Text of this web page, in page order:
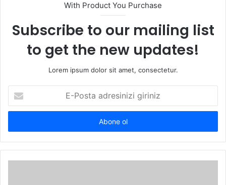
With Product You Purchase
Subscribe to our mailing list
to get the new updates!
Lorem ipsum dolor sit amet, consectetur.
Posta
adresinizi